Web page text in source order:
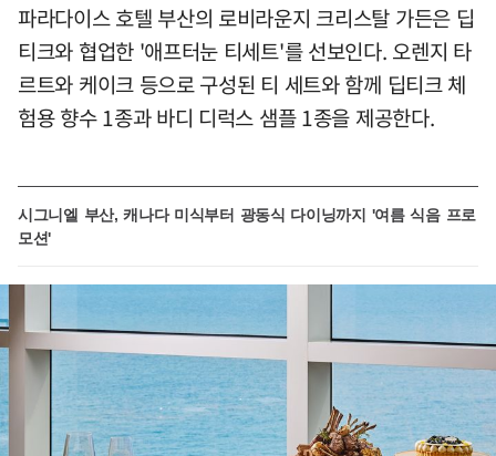
파라다이스 호텔 부산의 로비라운지 크리스탈 가든은 딥
티크와 협업한 '애프터눈 티세트'를 선보인다. 오렌지 타
르트와 케이크 등으로 구성된 티 세트와 함께 딥티크 체
험용 향수 1종과 바디 디럭스 샘플 1종을 제공한다.
시그니엘 부산, 캐나다 미식부터 광동식 다이닝까지 '여름 식음 프로
모션'